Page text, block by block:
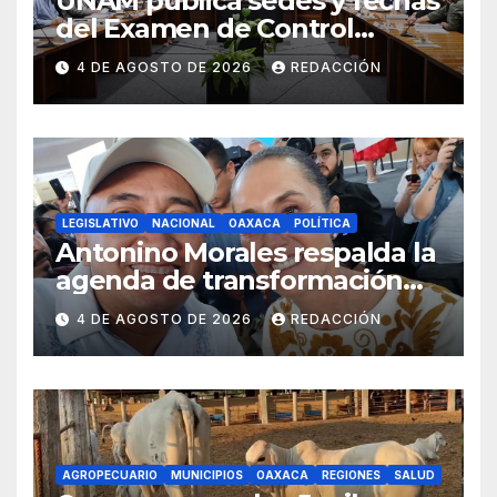
del Examen de Control
Presencial; aplicarán la
evaluación del 12 al 19 de
agosto
4 DE AGOSTO DE 2026 REDACCIÓN
LEGISLATIVO NACIONAL OAXACA POLÍTICA
Antonino Morales respalda la
agenda de transformación
durante gira presidencial por
Oaxaca
4 DE AGOSTO DE 2026 REDACCIÓN
AGROPECUARIO MUNICIPIOS OAXACA REGIONES SALUD